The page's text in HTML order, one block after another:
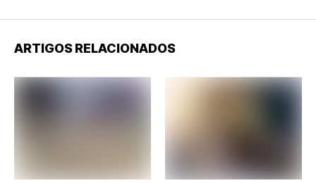
ARTIGOS RELACIONADOS